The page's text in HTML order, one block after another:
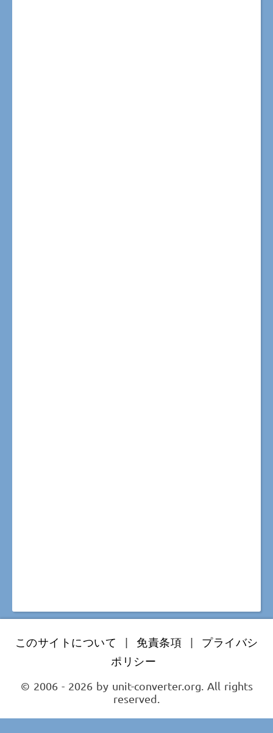
このサイトについて | 免責条項 |
プライバシ
ポリシー
© 2006 - 2026 by unit-converter.org. All rights
reserved.